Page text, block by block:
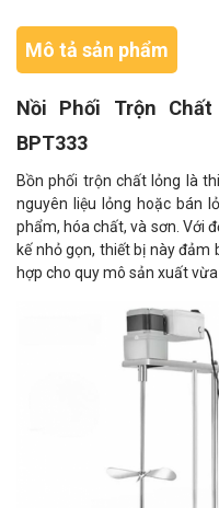
Mô tả sản phẩm
Nồi Phối Trộn
BPT333
Bồn phối trộn chất lỏng là
nguyên liệu lỏng hoặc bán
phẩm, hóa chất, và sơn. Với
kế nhỏ gọn, thiết bị này đảm
hợp cho quy mô sản xuất vừa